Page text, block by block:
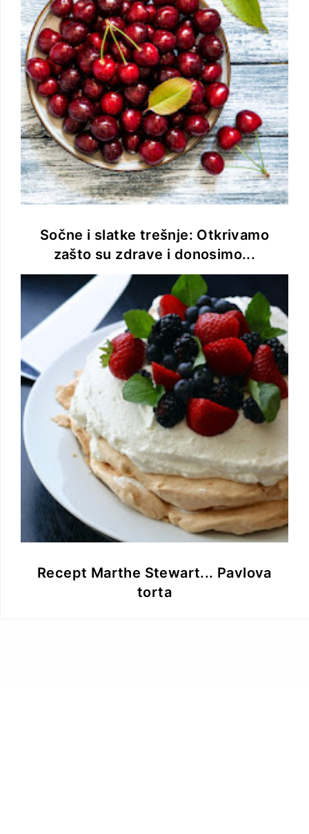
Sočne i slatke trešnje: Otkrivamo
zašto su zdrave i donosimo...
Recept Marthe Stewart... Pavlova
torta